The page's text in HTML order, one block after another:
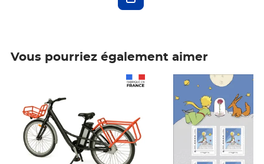
Vous pourriez également aimer
Prix 6,25€ HT